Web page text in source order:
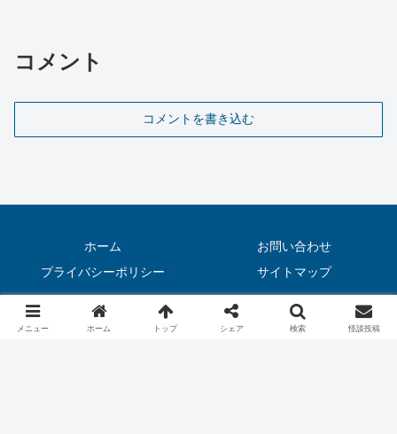
コメント
コメントを書き込む
ホーム
お問い合わせ
プライバシーポリシー
サイトマップ
© 2020 怖い話（実話）｜恐虫リリー.
メニュー ホーム トップ シェア 検索 怪談投稿